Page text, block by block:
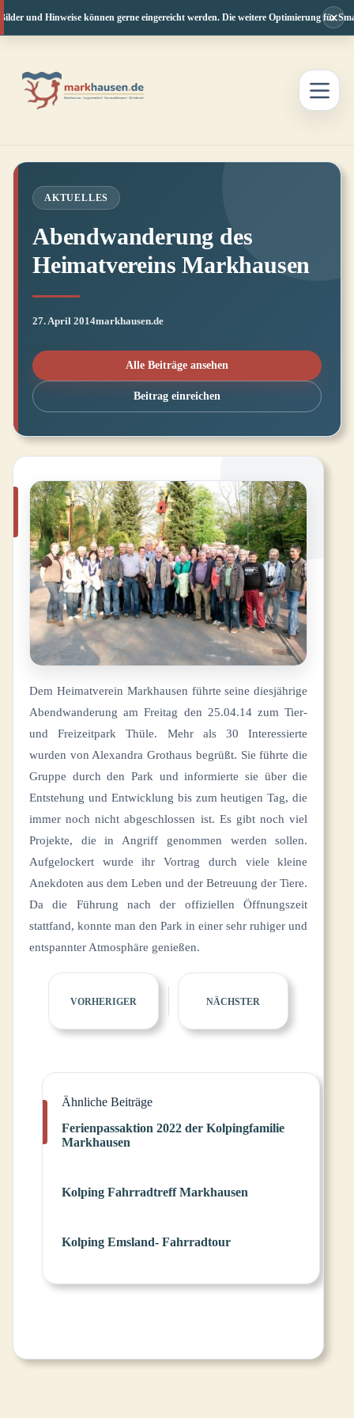
und Hinweise können gerne eingereicht werden. Die weitere Optimierung für×
springen
AKTUELLES
Abendwanderung des
Heimatvereins Markhausen
27. April 2014markhausen.de
Alle Beiträge ansehen
Beitrag einreichen
Dem Heimatverein Markhausen führte seine diesjährige
Abendwanderung am Freitag den 25.04.14 zum Tier-
und Freizeitpark Thüle. Mehr als 30 Interessierte
wurden von Alexandra Grothaus begrüßt. Sie führte die
Gruppe durch den Park und informierte sie über die
Entstehung und Entwicklung bis zum heutigen Tag, die
immer noch nicht abgeschlossen ist. Es gibt noch viel
Projekte, die in Angriff genommen werden sollen.
Aufgelockert wurde ihr Vortrag durch viele kleine
Anekdoten aus dem Leben und der Betreuung der Tiere.
Da die Führung nach der offiziellen Öffnungszeit
stattfand, konnte man den Park in einer sehr ruhiger und
entspannter Atmosphäre genießen.
VORHERIGER NÄCHSTER
Ähnliche Beiträge
Ferienpassaktion 2022 der Kolpingfamilie
Markhausen
Kolping Fahrradtreff Markhausen
Kolping Emsland- Fahrradtour